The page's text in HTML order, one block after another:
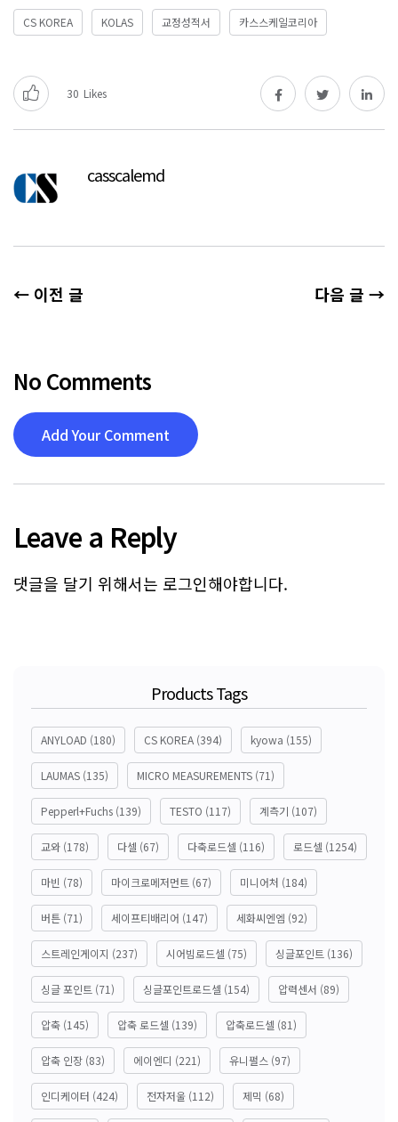
CS KOREA KOLAS 교정성적서 카스스케일코리아
30 Likes
casscalemd
← 이전 글 다음 글 →
No Comments
Add Your Comment
Leave a Reply
댓글을 달기 위해서는 로그인해야합니다.
Products Tags
ANYLOAD (180) CS KOREA (394) kyowa (155)
LAUMAS (135) MICRO MEASUREMENTS (71)
Pepperl+Fuchs (139) TESTO (117) 계측기 (107)
교와 (178) 다셀 (67) 다축로드셀 (116) 로드셀 (1254)
마빈 (78) 마이크로메저먼트 (67) 미니어처 (184)
버튼 (71) 세이프티배리어 (147) 세화씨엔엠 (92)
스트레인게이지 (237) 시어빔로드셀 (75) 싱글포인트 (136)
싱글 포인트 (71) 싱글포인트로드셀 (154) 압력센서 (89)
압축 (145) 압축 로드셀 (139) 압축로드셀 (81)
압축 인장 (83) 에이엔디 (221) 유니펄스 (97)
인디케이터 (424) 전자저울 (112) 제믹 (68)